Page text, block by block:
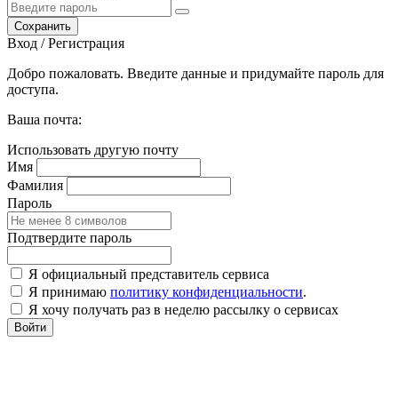
Сохранить
Вход / Регистрация
Добро пожаловать. Введите данные и придумайте пароль для
доступа.
Ваша почта:
Использовать другую почту
Имя
Фамилия
Пароль
Подтвердите пароль
Я официальный представитель сервиса
Я принимаю политику конфиденциальности.
Я хочу получать раз в неделю рассылку о сервисах
Войти